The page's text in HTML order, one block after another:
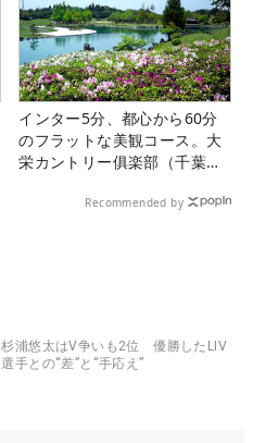
インター5分、都心から60分
のフラットな美観コース。大
栄カントリー俱楽部（千葉
Recommended by
杉浦悠太はV争いも2位 優勝したLIV
選手との“差”と“手応え”